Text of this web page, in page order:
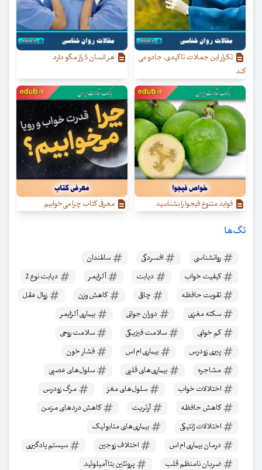
تکرار این جملات تاکیدی، جادو می
کند
هر انسان 5 راز مگو دارد
فواید متنوع فیجوا را بشناسید معرفی کتاب چرا می‌خوابیم
تگ‌ها
روانشناسی افسردگی
سالمندان
کیفیت خواب
دیابت آلزایمر
دیابت نوع 2
تقویت حافظه
چاقی کاهش وزن
زوال عقل
سکته مغزی
دوران جوانی
بیماری آلزایمر
کم خوابی
سلامت فیزیکی
سلامت روحی
پیری زودرس
بیماری ام اس
فشار خون
مشاجره
بیماری‌های قلبی
سلول‌های عصبی
اختلالات خواب
سلول‌های مغز
مرگ زودرس
کاهش حافظه
آرتریت
کاهش دردهای مزمن
اختلالات ژنتیکی
بیماری‌های متابولیک
درمان بیماری ام اس
اختلاف زوجین
سیستم یادگیری
ضربان نامنظم قلب
پروتئین بتا آمیلوئید